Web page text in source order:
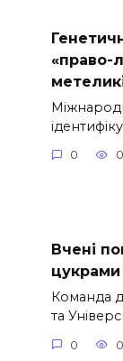
«право-
0 0
Вчені
цукрами
Команда
та
0 0